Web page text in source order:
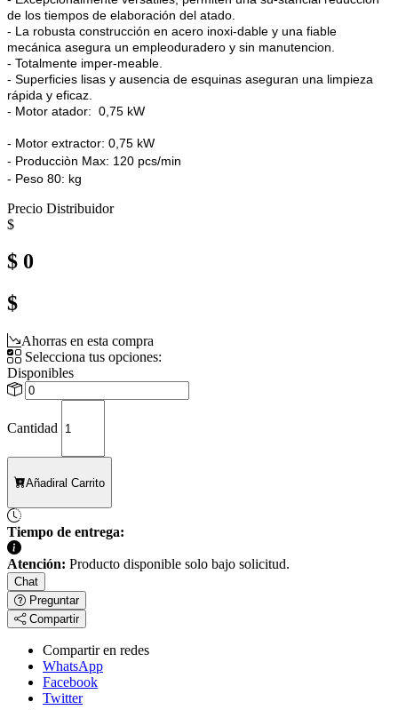
de los tiempos de elaboración del atado.
- La robusta construcción en acero inoxi-dable y una fiable
mecánica asegura un empleoduradero y sin manutencion.
- Totalmente imper-meable.
- Superficies lisas y ausencia de esquinas aseguran una limpieza
rápida y eficaz.
- Motor atador: 0,75 kW
- Motor extractor: 0,75 kW
- Producciòn Max: 120 pcs/min
- Peso 80: kg
Precio Distribuidor
$
$ 0
$
Ahorras en esta compra
Selecciona tus opciones:
Disponibles
Cantidad
Añadiral Carrito
Tiempo de entrega:
Atención: Producto disponible solo bajo solicitud.
Chat
Preguntar
Compartir
Compartir en redes
WhatsApp
Facebook
Twitter